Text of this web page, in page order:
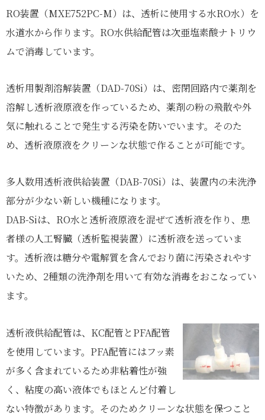
RO装置（MXE752PC-M）は、透析に使用する水RO水）を
水道水から作ります。RO水供給配管は次亜塩素酸ナトリウ
ムで消毒しています。
透析用製剤溶解装置（DAD-70Si）は、密閉回路内で薬剤を
溶解し透析液原液を作っているため、薬剤の粉の飛散や外
気に触れることで発生する汚染を防いでいます。そのた
め、透析液原液をクリーンな状態で作ることが可能です。
多人数用透析液供給装置（DAB-70Si）は、装置内の未洗浄
部分が少ない新しい機種になります。
DAB-Siは、RO水と透析液原液を混ぜて透析液を作り、患
者様の人工腎臓（透析監視装置）に透析液を送っていま
す。透析液は糖分や電解質を含んでおり菌に汚染されやす
いため、2種類の洗浄剤を用いて有効な消毒をおこなってい
ます。
透析液供給配管は、KC配管とPFA配管
を使用しています。PFA配管にはフッ素
が多く含まれているため非粘着性が強
く、粘度の高い液体でもほとんど付着し
ない特徴があります。そのためクリーンな状態を保つこと